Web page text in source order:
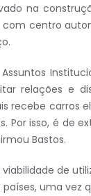
na
centro
relações e
carros
Por isso, é de
Bastos.
de
uma vez